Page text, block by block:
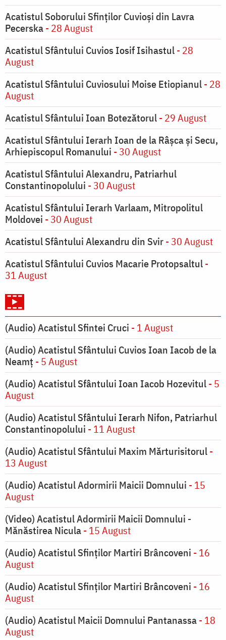
Acatistul Soborului Sfinților Cuvioși din Lavra
Pecerska- 28 August
Acatistul Sfântului Cuvios Iosif Isihastul- 28
August
Acatistul Sfântului Cuviosului Moise Etiopianul- 28
August
Acatistul Sfântului Ioan Botezătorul- 29 August
Acatistul Sfântului Ierarh Ioan de la Râşca şi Secu,
Arhiepiscopul Romanului - 30 August
Acatistul Sfântului Alexandru, Patriarhul
Constantinopolului - 30 August
Acatistul Sfântului Ierarh Varlaam, Mitropolitul
Moldovei - 30 August
Acatistul Sfântului Alexandru din Svir- 30 August
Acatistul Sfântului Cuvios Macarie Protopsaltul-
31 August
(Audio) Acatistul Sfintei Cruci - 1 August
(Audio) Acatistul Sfântului Cuvios Ioan Iacob de la
Neamț - 5 August
(Audio) Acatistul Sfântului Ioan Iacob Hozevitul- 5
August
(Audio) Acatistul Sfântului Ierarh Nifon, Patriarhul
Constantinopolului - 11 August
(Audio) Acatistul Sfântului Maxim Mărturisitorul-
13 August
(Audio) Acatistul Adormirii Maicii Domnului - 15
August
(Video) Acatistul Adormirii Maicii Domnului -
Mănăstirea Nicula- 15 August
(Audio) Acatistul Sfinților Martiri Brâncoveni - 16
August
(Audio) Acatistul Sfinților Martiri Brâncoveni - 16
August
(Audio) Acatistul Maicii Domnului Pantanassa- 18
August